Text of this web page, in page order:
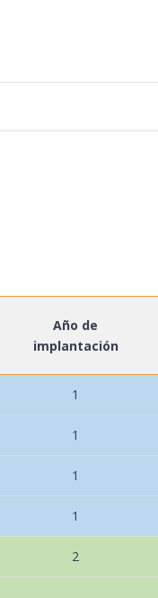
Año de
implantación
1
1
1
1
2